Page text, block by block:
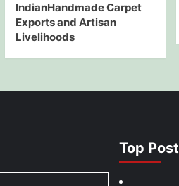
IndianHandmade Carpet
Exports and Artisan
Livelihoods
Top Post